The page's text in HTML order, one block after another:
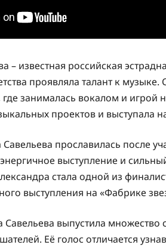
– известная российская
проявляла талант к
занималась вокалом и игрой
проектов и выступала
прославилась после
выступление и
стала одной из
выступления на «Фабрике
Савельева выпустила
Её голос отличается